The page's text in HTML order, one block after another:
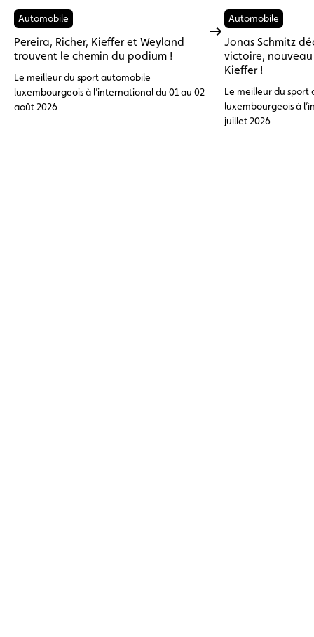
Automobile
Pereira, Richer, Kieffer et Weyland
trouvent le chemin du podium !
Le meilleur du sport automobile
luxembourgeois à l’international du 01 au 02
août 2026
Automobile
Jonas Schmitz
victoire,
Kieffer !
Le meilleur du sport
luxembourgeois à
juillet 2026